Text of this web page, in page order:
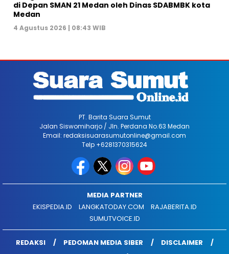
di Depan SMAN 21 Medan oleh Dinas SDABMBK kota
Medan
4 Agustus 2026 | 08:43 WIB
PT. Barita Suara Sumut
Jalan Siswomiharjo / Jln. Perdana No.63 Medan
Email: redaksisuarasumutonline@gmail.com
Telp +6281370315624
MEDIA PARTNER
EKISPEDIA.ID
LANGKATODAY.COM
RAJABERITA.ID
SUMUTVOICE.ID
REDAKSI PEDOMAN MEDIA SIBER
DISCLAIMER